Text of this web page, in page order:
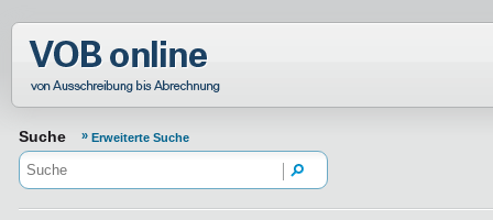
Normenportal Barrierefreiheit
Suche Erweiterte Suche